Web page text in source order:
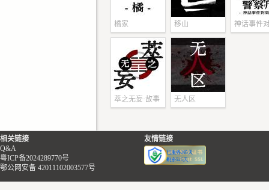
同的红色花朵，宛
被精心雕塑的人体
栽。
***
他们一行人在焦木
中前进，并不时用
橘家 移山
神话事件
萃之无妄·故事
无人区
相关链接
Q&A
粤ICP备2024289770号
鄂公网安备 42011102003577号
友情链接